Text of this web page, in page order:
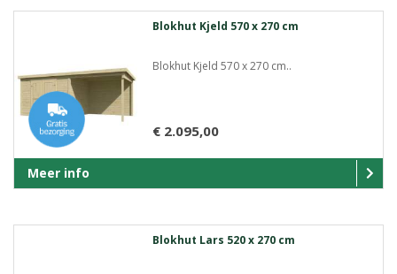
Blokhut Kjeld 570 x 270 cm
Blokhut Kjeld 570 x 270 cm..
€ 2.095,00
Meer info
Blokhut Lars 520 x 270 cm